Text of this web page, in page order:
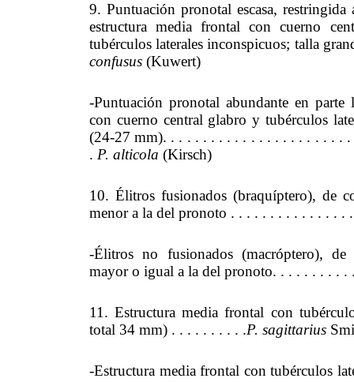
9. Puntuación pronotal escasa,
estructura media frontal con cuerno
tubérculos laterales inconspicuos; talla
confusus (Kuwert)
-Puntuación pronotal abundante en parte
con cuerno central glabro y tubérculos
(24-27 mm). . . . . . . . . . . . . . . . . . . . . . .
. P. alticola (Kirsch)
10. Élitros fusionados (braquíptero), de
menor a la del pronoto . . . . . . . . . . . . . . .
-Élitros no fusionados (macróptero),
mayor o igual a la del pronoto. . . . . . . . . .
11. Estructura media frontal con
total 34 mm) . . . . . . . . . .P. sagittarius
-Estructura media frontal con tubérculos